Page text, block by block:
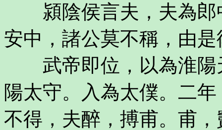
潁陰侯言夫，夫為郎
安中，諸公莫不稱，由
武帝即位，以為淮陽
陽太守。入為太僕。二
不得，夫醉，搏甫。甫